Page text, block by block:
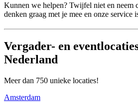
Kunnen we helpen? Twijfel niet en neem
denken graag met je mee en onze service
Vergader- en
Nederland
Meer dan 750 unieke locaties!
Amsterdam